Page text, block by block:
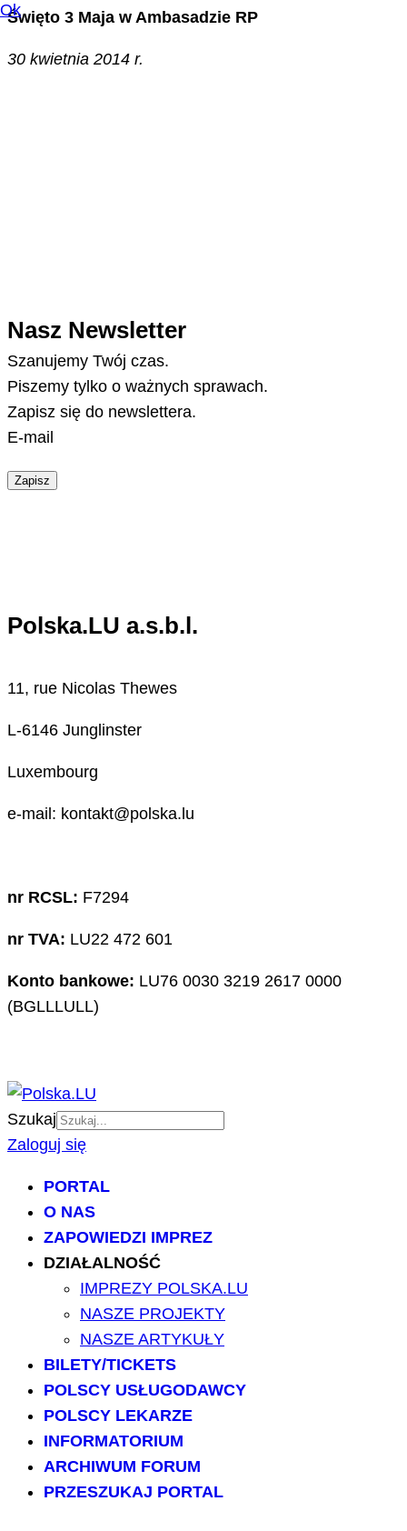
Święto 3 Maja w Ambasadzie RP
30 kwietnia 2014 r.
Nasz Newsletter
Szanujemy Twój czas.
Piszemy tylko o ważnych sprawach.
Zapisz się do newslettera.
E-mail
Zapisz
Polska.LU a.s.b.l.
11, rue Nicolas Thewes
L-6146 Junglinster
Luxembourg
e-mail: kontakt@polska.lu
nr RCSL: F7294
nr TVA: LU22 472 601
Konto bankowe: LU76 0030 3219 2617 0000
(BGLLLULL)
Szukaj
Zaloguj się
PORTAL
O NAS
ZAPOWIEDZI IMPREZ
DZIAŁALNOŚĆ
IMPREZY POLSKA.LU
NASZE PROJEKTY
NASZE ARTYKUŁY
BILETY/TICKETS
POLSCY USŁUGODAWCY
POLSCY LEKARZE
INFORMATORIUM
ARCHIWUM FORUM
PRZESZUKAJ PORTAL
Ok